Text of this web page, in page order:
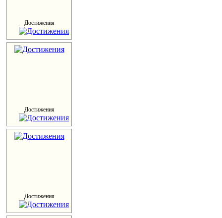
Достижения
Достижения
Достижения